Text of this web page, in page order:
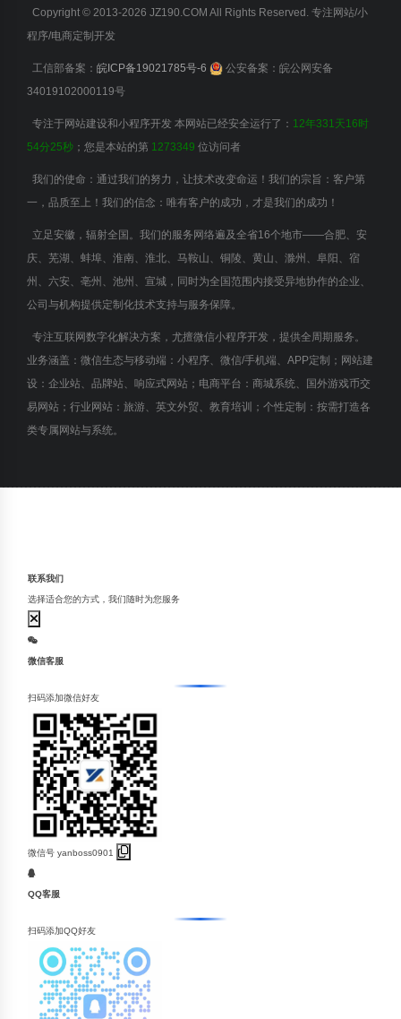
Copyright © 2013-2026 JZ190.COM All Rights Reserved. 专注网站/小
程序/电商定制开发
工信部备案： 皖ICP备19021785号-6
公安备案：皖公网安备
34019102000119号
专注于网站建设和小程序开发 本网站已经安全运行了： 12年331天16时
54分26秒 ；您是本站的第 1273349 位访问者
我们的使命：通过我们的努力，让技术改变命运！我们的宗旨：客户第
一，品质至上！我们的信念：唯有客户的成功，才是我们的成功！
立足安徽，辐射全国。我们的服务网络遍及全省16个地市——合肥、安
庆、芜湖、蚌埠、淮南、淮北、马鞍山、铜陵、黄山、滁州、阜阳、宿
州、六安、亳州、池州、宣城，同时为全国范围内接受异地协作的企业、
公司与机构提供定制化技术支持与服务保障。
专注互联网数字化解决方案，尤擅微信小程序开发，提供全周期服务。
业务涵盖：微信生态与移动端：小程序、微信/手机端、APP定制；网站建
设：企业站、品牌站、响应式网站；电商平台：商城系统、国外游戏币交
易网站；行业网站：旅游、英文外贸、教育培训；个性定制：按需打造各
类专属网站与系统。
联系我们
选择适合您的方式，我们随时为您服务
微信客服
扫码添加微信好友
微信号 yanboss0901
QQ客服
扫码添加QQ好友